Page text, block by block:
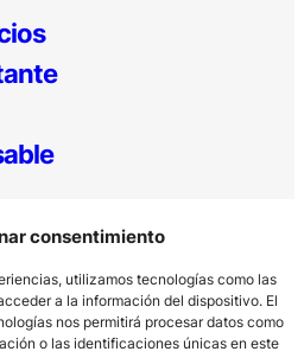
consentimiento
utilizamos tecnologías como las
a la información del dispositivo. El
nos permitirá procesar datos como
o las identificaciones únicas en este